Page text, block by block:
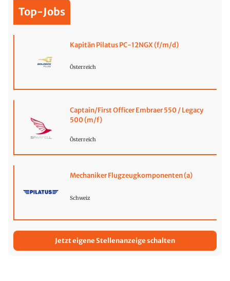
Top-Jobs
Kapitän Pilatus PC-12NGX (f/m/d)
Österreich
Captain/First Officer Embraer 550 / Legacy
500 (m/f)
Österreich
Mechaniker Flugzeugkomponenten (a)
Schweiz
Jetzt eigene Stellenanzeige schalten